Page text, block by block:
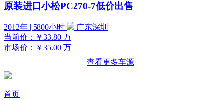
原装进口小松PC270-7低价出售
2012年 | 5800小时
广东深圳
当前价：
￥33.80 万
市场价：￥35.00 万
查看更多车源
首页